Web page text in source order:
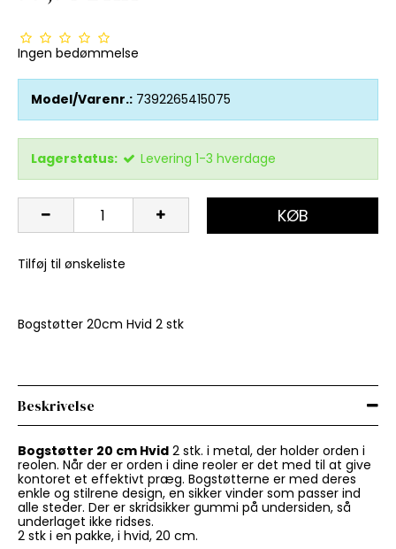
Ingen bedømmelse
Model/Varenr.: 7392265415075
Lagerstatus: Levering 1-3 hverdage
KØB
Tilføj til ønskeliste
Bogstøtter 20cm Hvid 2 stk
Beskrivelse
Bogstøtter 20 cm Hvid 2 stk. i metal, der holder orden i
reolen. Når der er orden i dine reoler er det med til at give
kontoret et effektivt præg. Bogstøtterne er med deres
enkle og stilrene design, en sikker vinder som passer ind
alle steder. Der er skridsikker gummi på undersiden, så
underlaget ikke ridses.
2 stk i en pakke, i hvid, 20 cm.